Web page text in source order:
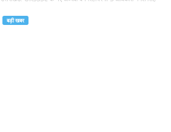
बड़ी खबर